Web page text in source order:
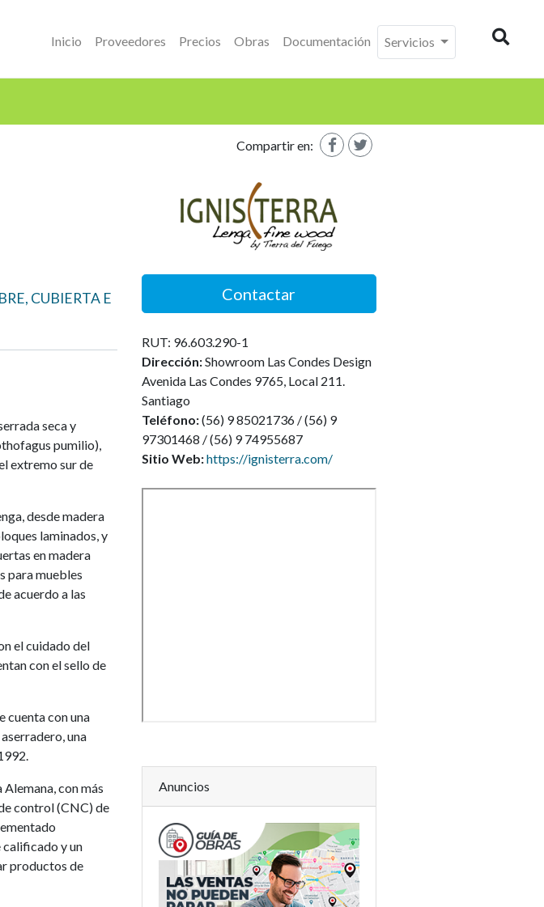
Inicio Proveedores Precios Obras Documentación Servicios
Compartir en:
CUBIERTA E
seca y
pumilio),
extremo sur de
desde madera
laminados, y
en madera
para muebles
acuerdo a las
el cuidado del
con el sello de
cuenta con una
una
con más
control (CNC) de
calificado y un
productos de
Contactar
RUT: 96.603.290-1
Dirección:Showroom Las Condes Design
Avenida Las Condes 9765, Local 211.
Santiago
Teléfono:(56) 9 85021736 / (56) 9
97301468 / (56) 9 74955687
Sitio Web:https://ignisterra.com/
Anuncios